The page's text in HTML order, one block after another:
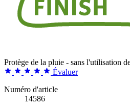
Protège de la pluie - sans l'utilisation
Évaluer
Numéro d'article
14586